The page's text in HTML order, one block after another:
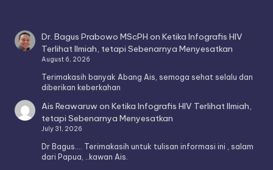
Dr. Bagus Prabowo MScPH onKetika Infografis HIV
Terlihat Ilmiah, tetapi Sebenarnya Menyesatkan
August 6, 2026
Terimakasih banyak Abang Ais, semoga sehat selalu dan
diberikan keberkahan
Ais ReawaruwonKetika Infografis HIV Terlihat Ilmiah,
tetapi Sebenarnya Menyesatkan
July 31, 2026
Dr Bagus.... Terimakasih untuk tulisan informasi ini , salam
dari Papua, ..kawan Ais.